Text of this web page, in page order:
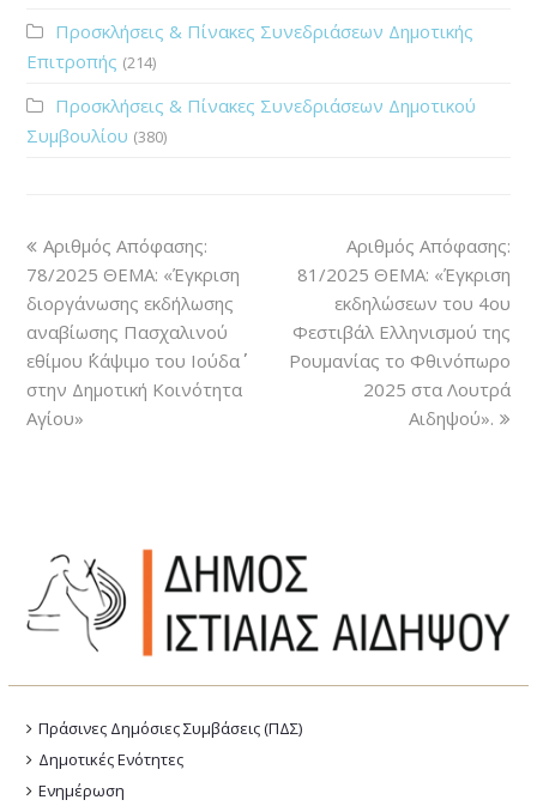
Προσκλήσεις & Πίνακες Συνεδριάσεων Δημοτικής
Επιτροπής (214)
Προσκλήσεις & Πίνακες Συνεδριάσεων Δημοτικού
Συμβουλίου (380)
Αριθμός Απόφασης:
78/2025 ΘΕΜΑ: «Έγκριση
διοργάνωσης εκδήλωσης
αναβίωσης Πασχαλινού
εθίμου ΄΄Κάψιμο του Ιούδα΄΄
στην Δημοτική Κοινότητα
Αγίου»
Αριθμός Απόφασης:
81/2025 ΘΕΜΑ: «Έγκριση
εκδηλώσεων του 4ου
Φεστιβάλ Ελληνισμού της
Ρουμανίας το Φθινόπωρο
2025 στα Λουτρά
Αιδηψού».
Πράσινες Δημόσιες Συμβάσεις (ΠΔΣ)
Δημοτικές Ενότητες
Ενημέρωση